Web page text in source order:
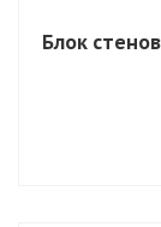
Блок